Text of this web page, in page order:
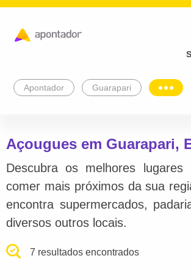
Apontador Guarapari
Açougues em Guarapari,
Descubra os melhores
comer mais próximos da sua
encontra supermercados,
diversos outros locais.
7 resultados encontrados